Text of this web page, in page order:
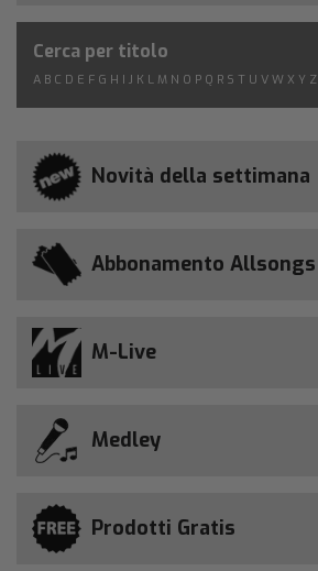
Cerca per titolo
A B C D E F G H I J K L M N O P Q R S T U V W X Y Z
Novità della settimana
Abbonamento Allsongs
M-Live
Medley
Prodotti Gratis